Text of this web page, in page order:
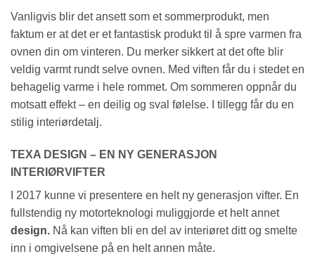
Vanligvis blir det ansett som et sommerprodukt, men
faktum er at det er et fantastisk produkt til å spre varmen fra
ovnen din om vinteren. Du merker sikkert at det ofte blir
veldig varmt rundt selve ovnen. Med viften får du i stedet en
behagelig varme i hele rommet. Om sommeren oppnår du
motsatt effekt – en deilig og sval følelse. I tillegg får du en
stilig interiørdetalj.
TEXA DESIGN – EN NY GENERASJON
INTERIØRVIFTER
I 2017 kunne vi presentere en helt ny generasjon vifter. En
fullstendig ny motorteknologi muliggjorde et helt annet
design. Nå kan viften bli en del av interiøret ditt og smelte
inn i omgivelsene på en helt annen måte.